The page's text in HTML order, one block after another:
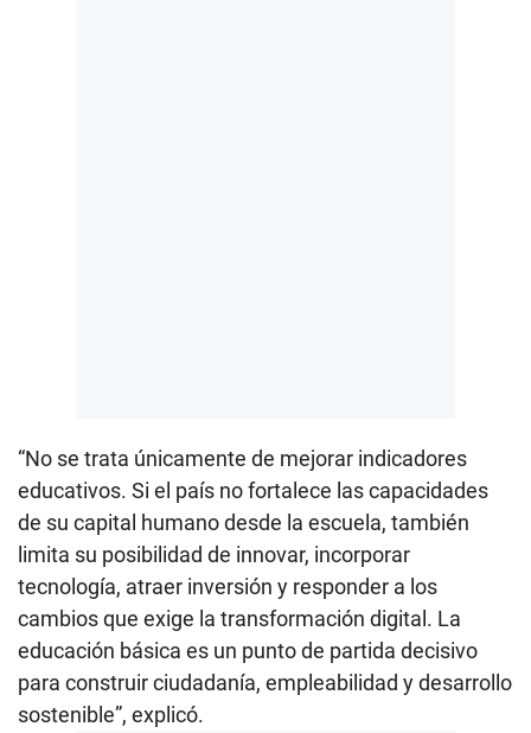
“No se trata únicamente de mejorar indicadores
educativos. Si el país no fortalece las capacidades
de su capital humano desde la escuela, también
limita su posibilidad de innovar, incorporar
tecnología, atraer inversión y responder a los
cambios que exige la transformación digital. La
educación básica es un punto de partida decisivo
para construir ciudadanía, empleabilidad y desarrollo
sostenible”, explicó.